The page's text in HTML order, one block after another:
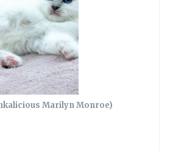
Marilyn Monroe)